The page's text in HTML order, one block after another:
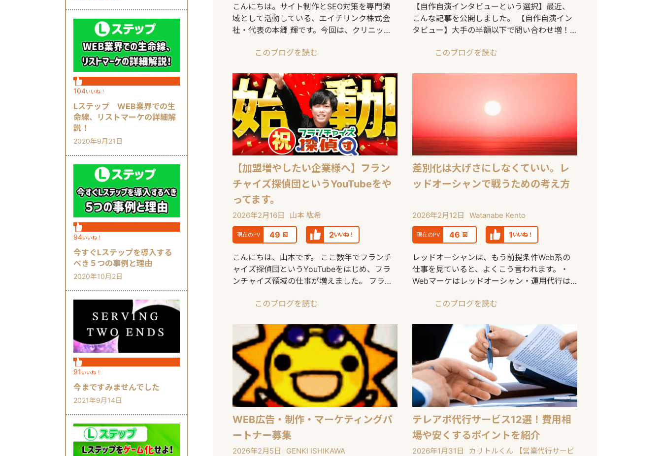
104いいね！
Lステップ WEB業界での生
命線、リストマーケの詳細解
説！
2020年9月21日
94いいね！
今すぐLステップを導入する
べき５つの事例と理由
2020年10月2日
91 いいね！
今まですみませんでした
2021年9月14日
こんにちは。サイト制作とSEO対策を専門領
域として活動している、エイチリンク株式会
社・代表の本郷 輝です。今回は、クリニック
このブログを読む
【自作自演インタビューという選択】最近、
こんな記事を公開しました。 【自作自演イン
タビュー】大手の半額以下で問い合わせ増！
このブログを読む
【加盟増やしたい企業様へ】フラン
チャイズ探偵団というYouTubeをや
ってます。
2026年2月16日 山本 紘希
現在のPV 49 回 2いいね！
こんにちは、山本です。 ここ数年でフランチ
ャイズ探偵団というYouTubeをはじめ、フラ
ンチャイズ領域の仕事が増えました。 フラン
このブログを読む
差別化は大げさにしなくていい。レ
ッドオーシャンで戦うための考え方
2026年2月12日 Watanabe Kento
現在のPV 46 回 1 いいね！
レッドオーシャンは、もう前提条件Web系の
仕事を見ていると、よくこう言われます。・
Webマーケはレッドオーシャン・運用代行は
このブログを読む
WEB広告・制作・マーケティングパ
ートナー募集
2026年2月5日 GENKI ISHIKAWA
テレアポ代行サービス12選！費用相
場や安くするポイントを紹介
2026年1月31日
カリトルくん 【営業代行サービ